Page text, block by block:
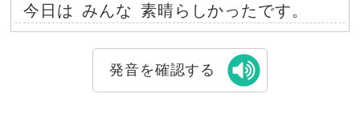
今日は みんな 素晴らしかったです。
発音を確認する